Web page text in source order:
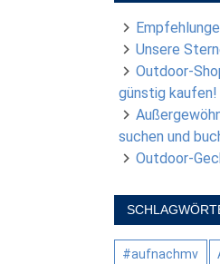
Unsere
Outdoor-
günstig kaufen!
suchen und
Outdoor-
#aufnachmv